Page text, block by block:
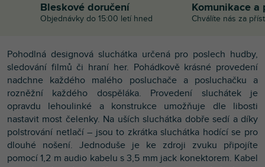
Bleskové doručení
Objednávky do 15:00 letí hned
Komunikace a
Chválíte nás za
Pohodlná designová sluchátka určená pro poslech hudby,
sledování filmů či hraní her. Pohádkově krásné provedení
nadchne každého malého posluchače a posluchačku a
rozněžní každého dospěláka. Provedení sluchátek je
opravdu lehoulinké a konstrukce umožňuje dle libosti
nastavit most čelenky. Na uších sluchátka dobře sedí a díky
polstrování netlačí – jsou to zkrátka sluchátka hodící se pro
dlouhé nošení. Jednoduše je ke zdroji zvuku připojíte
pomocí 1,2 m audio kabelu s 3,5 mm jack konektorem. Kabel